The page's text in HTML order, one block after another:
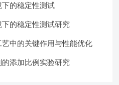
的稳定性测试​
的稳定性测试研究
中的关键作用与性能优化
添加比例实验研究